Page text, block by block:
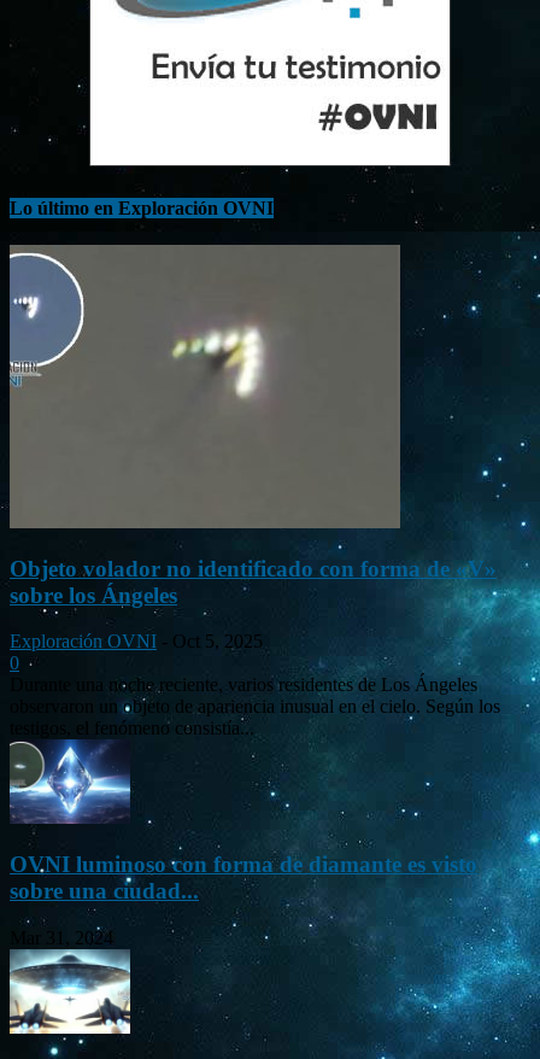
Lo último en Exploración OVNI
Objeto volador no identificado con forma de «V»
sobre los Ángeles
Exploración OVNI - Oct 5, 2025
0
Durante una noche reciente, varios residentes de Los Ángeles
observaron un objeto de apariencia inusual en el cielo. Según los
testigos, el fenómeno consistía...
OVNI luminoso con forma de diamante es visto
sobre una ciudad...
Mar 31, 2024